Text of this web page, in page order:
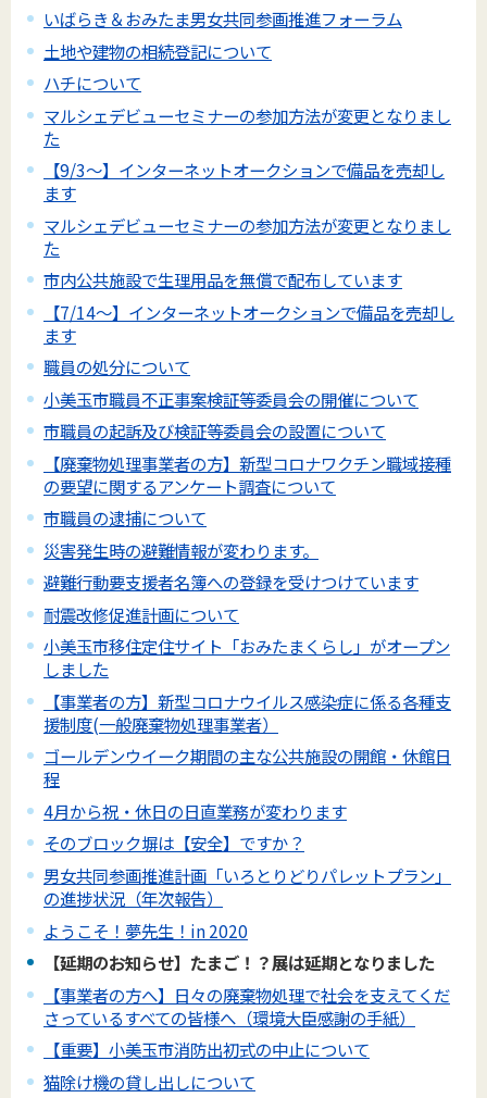
いばらき＆おみたま男女共同参画推進フォーラム
土地や建物の相続登記について
ハチについて
マルシェデビューセミナーの参加方法が変更となりまし
た
【9/3～】インターネットオークションで備品を売却し
ます
マルシェデビューセミナーの参加方法が変更となりまし
た
市内公共施設で生理用品を無償で配布しています
【7/14～】インターネットオークションで備品を売却し
ます
職員の処分について
小美玉市職員不正事案検証等委員会の開催について
市職員の起訴及び検証等委員会の設置について
【廃棄物処理事業者の方】新型コロナワクチン職域接種
の要望に関するアンケート調査について
市職員の逮捕について
災害発生時の避難情報が変わります。
避難行動要支援者名簿への登録を受けつけています
耐震改修促進計画について
小美玉市移住定住サイト「おみたまくらし」がオープン
しました
【事業者の方】新型コロナウイルス感染症に係る各種支
援制度(一般廃棄物処理事業者）
ゴールデンウイーク期間の主な公共施設の開館・休館日
程
4月から祝・休日の日直業務が変わります
そのブロック塀は【安全】ですか？
男女共同参画推進計画「いろとりどりパレットプラン」
の進捗状況（年次報告）
ようこそ！夢先生！in 2020
【延期のお知らせ】たまご！？展は延期となりました
【事業者の方へ】日々の廃棄物処理で社会を支えてくだ
さっているすべての皆様へ（環境大臣感謝の手紙）
【重要】小美玉市消防出初式の中止について
猫除け機の貸し出しについて